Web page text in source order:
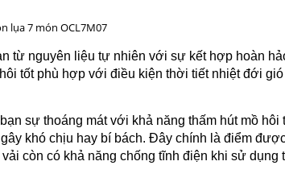
lụa 7 món OCL7M07
từ nguyên liệu tự nhiên với sự kết hợp hoàn
tốt phù hợp với điều kiện thời tiết nhiệt đới gió
sự thoáng mát với khả năng thấm hút mồ hôi
khó chịu hay bí bách. Đây chính là điểm
còn có khả năng chống tĩnh điện khi sử dụng